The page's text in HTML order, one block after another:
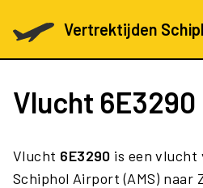
Vertrektijden
Vlucht 6E3290
Vlucht 6E3290 is een vlucht
Schiphol Airport (AMS) naar